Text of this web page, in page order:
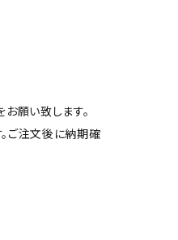
願い致します。
ご注文後に納期確